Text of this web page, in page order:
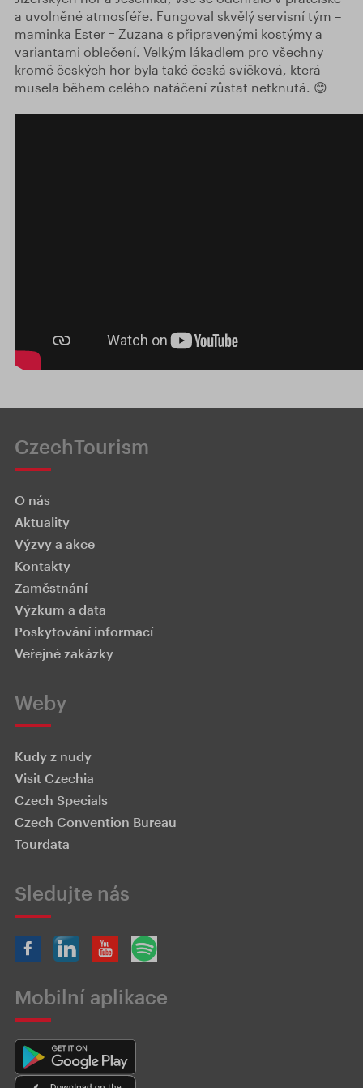
a uvolněné atmosféře. Fungoval skvělý servisní tým –
maminka Ester = Zuzana s připravenými kostýmy a
variantami oblečení. Velkým lákadlem pro všechny
kromě českých hor byla také česká svíčková, která
musela během celého natáčení zůstat netknutá. 😊
CzechTourism
O nás
Aktuality
Výzvy a akce
Kontakty
Zaměstnání
Výzkum a data
Poskytování informací
Veřejné zakázky
Weby
Kudy z nudy
Visit Czechia
Czech Specials
Czech Convention Bureau
Tourdata
Sledujte nás
Mobilní aplikace